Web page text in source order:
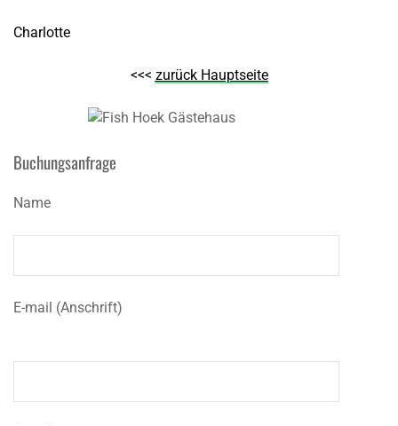
Charlotte
<<< zurück Hauptseite
Buchungsanfrage
Name
E-mail (Anschrift)